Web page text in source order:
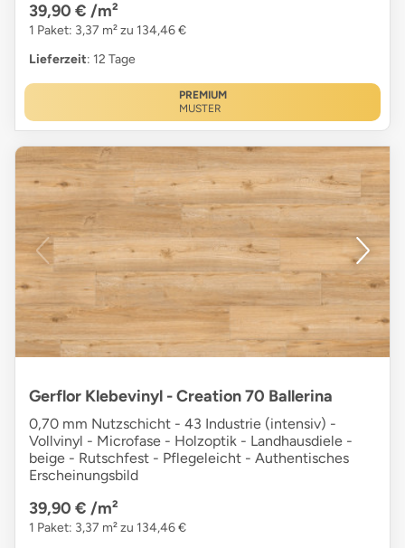
39,90 € /m²
1 Paket: 3,37 m² zu 134,46 €
Lieferzeit: 12 Tage
PREMIUM
MUSTER
Gerflor Klebevinyl - Creation 70 Ballerina
0,70 mm Nutzschicht - 43 Industrie (intensiv) -
Vollvinyl - Microfase - Holzoptik - Landhausdiele -
beige - Rutschfest - Pflegeleicht - Authentisches
Erscheinungsbild
39,90 € /m²
1 Paket: 3,37 m² zu 134,46 €